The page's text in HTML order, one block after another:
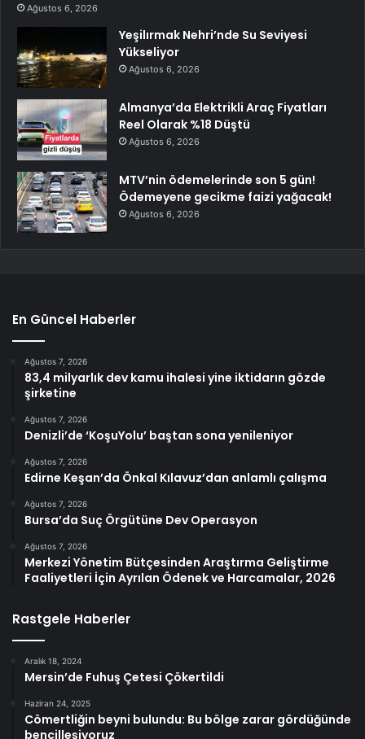
Ağustos 6, 2026
Yeşilırmak Nehri’nde Su Seviyesi
Yükseliyor
Ağustos 6, 2026
Almanya’da Elektrikli Araç Fiyatları
Reel Olarak %18 Düştü
Ağustos 6, 2026
MTV’nin ödemelerinde son 5 gün!
Ödemeyene gecikme faizi yağacak!
Ağustos 6, 2026
En Güncel Haberler
Ağustos 7, 2026
83,4 milyarlık dev kamu ihalesi yine iktidarın gözde
şirketine
Ağustos 7, 2026
Denizli’de ‘KoşuYolu’ baştan sona yenileniyor
Ağustos 7, 2026
Edirne Keşan’da Önkal Kılavuz’dan anlamlı çalışma
Ağustos 7, 2026
Bursa’da Suç Örgütüne Dev Operasyon
Ağustos 7, 2026
Merkezi Yönetim Bütçesinden Araştırma Geliştirme
Faaliyetleri İçin Ayrılan Ödenek ve Harcamalar, 2026
Rastgele Haberler
Aralık 18, 2024
Mersin’de Fuhuş Çetesi Çökertildi
Haziran 24, 2025
Cömertliğin beyni bulundu: Bu bölge zarar gördüğünde
bencilleşiyoruz